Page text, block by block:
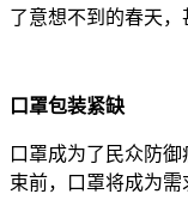
了意想不到的春天，
口罩包装紧缺
口罩成为了民众防
束前，口罩将成为